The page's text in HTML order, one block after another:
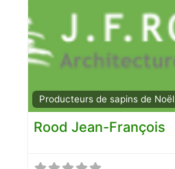
Producteurs de sapins de Noël
Rood Jean-François